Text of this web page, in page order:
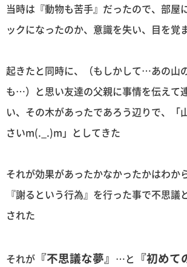
当時は『動物も苦手』だったので、部屋
ックになったのか、意識を失い、目を覚
起きたと同時に、（もしかして…あの山
も…）と思い友達の父親に事情を伝えて
い、その木があったであろう辺りで、「
さいm(._.)m」としてきた
それが効果があったかなかったかはわか
『謝るという行為』を行った事で不思議
された
それが 『不思議な夢』 …と 『初めて